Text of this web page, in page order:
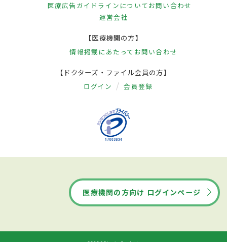
医療広告ガイドラインについてお問い合わせ
運営会社
【医療機関の方】
情報掲載にあたって お問い合わせ
【ドクターズ・ファイル会員の方】
ログイン 会員登録
医療機関の方向け ログインページ